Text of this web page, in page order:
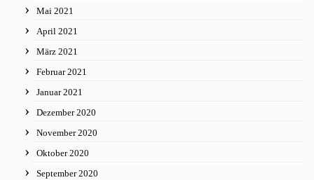
Mai 2021
April 2021
März 2021
Februar 2021
Januar 2021
Dezember 2020
November 2020
Oktober 2020
September 2020